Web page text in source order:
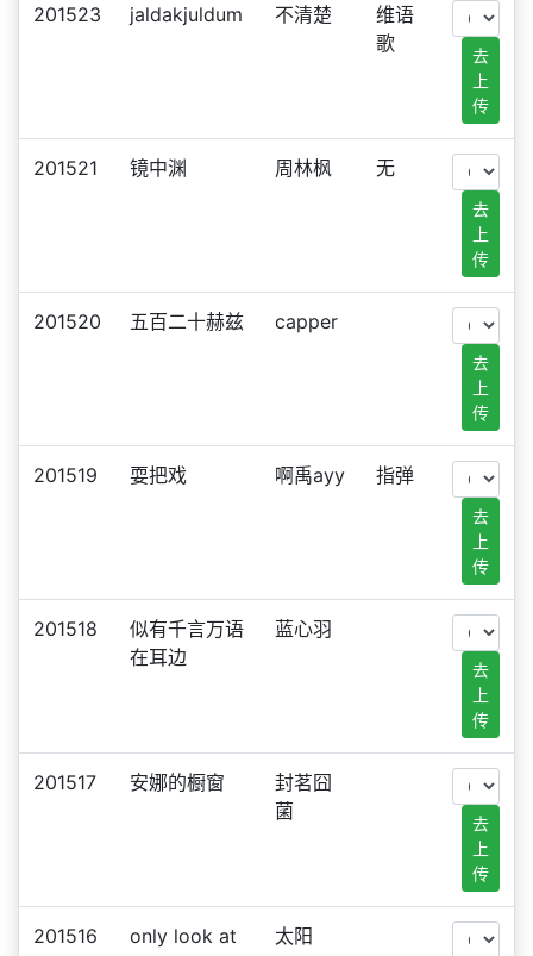
201523 jaldakjuldum 不清楚
维语
歌
去
上
传
201521 镜中渊 周林枫 无
去
上
传
201520 五百二十赫兹 capper
去
上
传
201519 耍把戏 啊禹ayy 指弹
去
上
传
201518
似有千言万语
在耳边
蓝心羽
去
上
传
201517 安娜的橱窗
封茗囧
菌
去
上
传
201516
only look at
太阳